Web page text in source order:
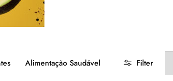
Alimentação Saudável Filter